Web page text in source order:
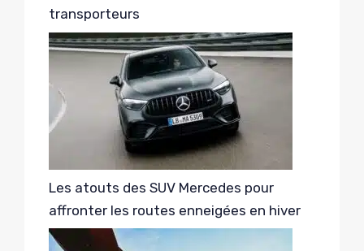
transporteurs
Les atouts des SUV Mercedes pour
affronter les routes enneigées en hiver